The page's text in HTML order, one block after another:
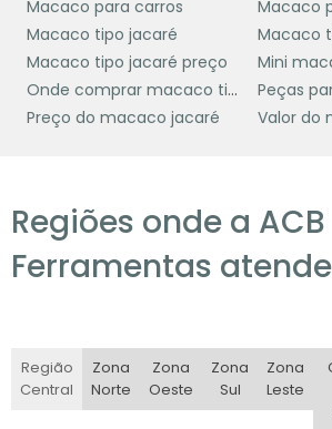
economizando tempo e
especialmente
mecânicas, onde otimizar o
para atender a mais clientes
produtividade.
automotivo
também é um ponto de
dependendo do modelo e
carga. Isso o torna uma
indispensável para qualquer
Macaco para carros
Macaco
Macaco tipo jacaré
Macaco tipo jacaré preço
Mini
Onde comprar macaco tipo jacaré
Peças
Preço do macaco jacaré
Valor do
Regiões onde a ACB
Ferramentas atende
Região
Central
Zona
Norte
Zona
Oeste
Zona
Sul
Zona
Leste